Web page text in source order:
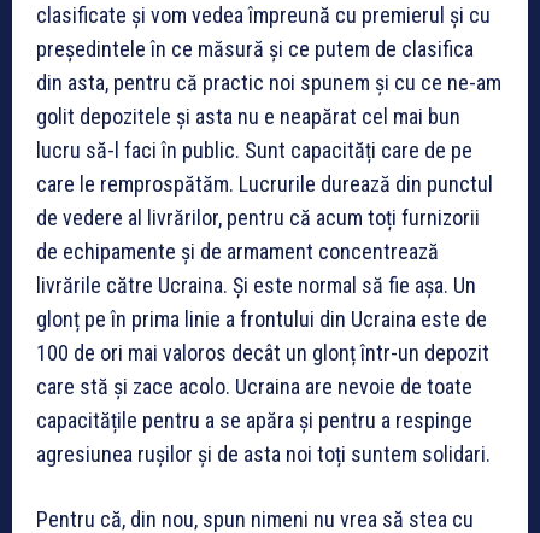
clasificate și vom vedea împreună cu premierul și cu
președintele în ce măsură și ce putem de clasifica
din asta, pentru că practic noi spunem și cu ce ne-am
golit depozitele și asta nu e neapărat cel mai bun
lucru să-l faci în public. Sunt capacități care de pe
care le remprospătăm. Lucrurile durează din punctul
de vedere al livrărilor, pentru că acum toți furnizorii
de echipamente și de armament concentrează
livrările către Ucraina. Și este normal să fie așa. Un
glonț pe în prima linie a frontului din Ucraina este de
100 de ori mai valoros decât un glonț într-un depozit
care stă și zace acolo. Ucraina are nevoie de toate
capacitățile pentru a se apăra și pentru a respinge
agresiunea rușilor și de asta noi toți suntem solidari.
Pentru că, din nou, spun nimeni nu vrea să stea cu